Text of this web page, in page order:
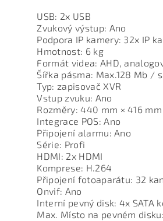
USB: 2x USB
Zvukový výstup: Ano
Podpora IP kamery: 32x IP
Hmotnost: 6 kg
Formát videa: AHD,
Šířka pásma: Max.128 Mb /
Typ: zapisovač XVR
Vstup zvuku: Ano
Rozměry: 440 mm × 416
Integrace POS: Ano
Připojení alarmu: Ano
Série: Profi
HDMI: 2x HDMI
Komprese: H.264
Připojení fotoaparátu: 32
Onvif: Ano
Interní pevný disk: 4x SATA
Max. Místo na pevném